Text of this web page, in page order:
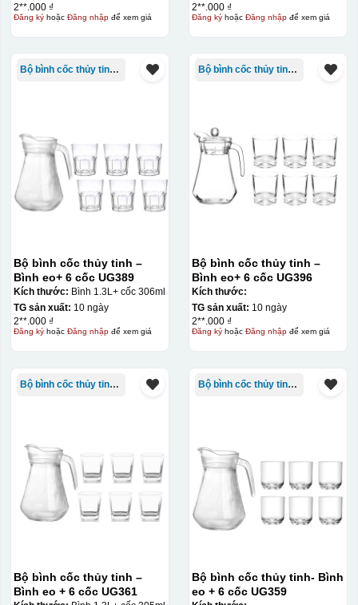
2**.000 ₫
Đăng kýhoặc Đăng nhậpđể xem giá
2**.000 ₫
Đăng kýhoặc Đăng nhậpđể xem giá
Bộ bình cốc thủy tinh - bộ ghép
Bộ bình cốc thủy tinh –
Bình eo+ 6 cốc UG389
Kích thước: Bình 1.3L+ cốc 306ml
TG sản xuất: 10 ngày
2**.000 ₫
Đăng kýhoặc Đăng nhậpđể xem giá
Bộ bình cốc thủy tinh - bộ ghép
Bộ bình cốc thủy tinh –
Bình eo+ 6 cốc UG396
Kích thước:
TG sản xuất: 10 ngày
2**.000 ₫
Đăng kýhoặc Đăng nhậpđể xem giá
Bộ bình cốc thủy tinh - bộ ghép
Bộ bình cốc thủy tinh –
Bình eo + 6 cốc UG361
Bộ bình cốc thủy tinh - bộ ghép
Bộ bình cốc thủy tinh- Bình
eo + 6 cốc UG359